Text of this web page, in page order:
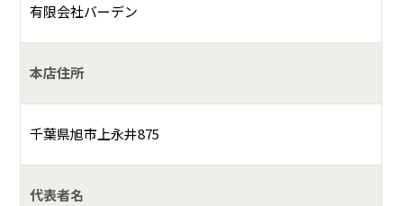
有限会社バーデン
本店住所
千葉県旭市上永井875
代表者名